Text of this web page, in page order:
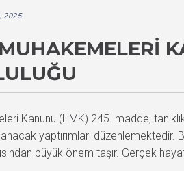
2025
Kanunu (HMK) 245. madde,
yaptırımları
büyük önem taşır. Gerçek